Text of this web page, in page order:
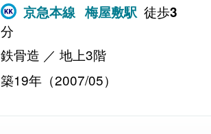
京急本線 梅屋敷駅 徒歩3
分
鉄骨造 ／ 地上3階
築19年（2007/05）